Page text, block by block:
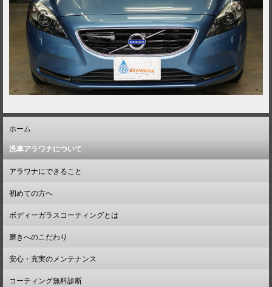
ホーム
洗車アラワナについて
アラワナにできること
初めての方へ
ボディーガラスコーティングとは
磨きへのこだわり
安心・充実のメンテナンス
コーティング無料診断